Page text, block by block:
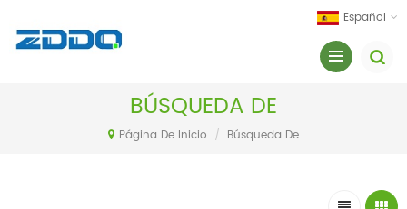
Español
BÚSQUEDA DE
Página De Inicio / Búsqueda De